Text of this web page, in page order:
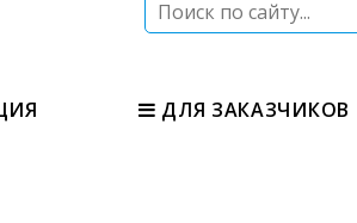
ДЛЯ ЗАКАЗЧИКОВ